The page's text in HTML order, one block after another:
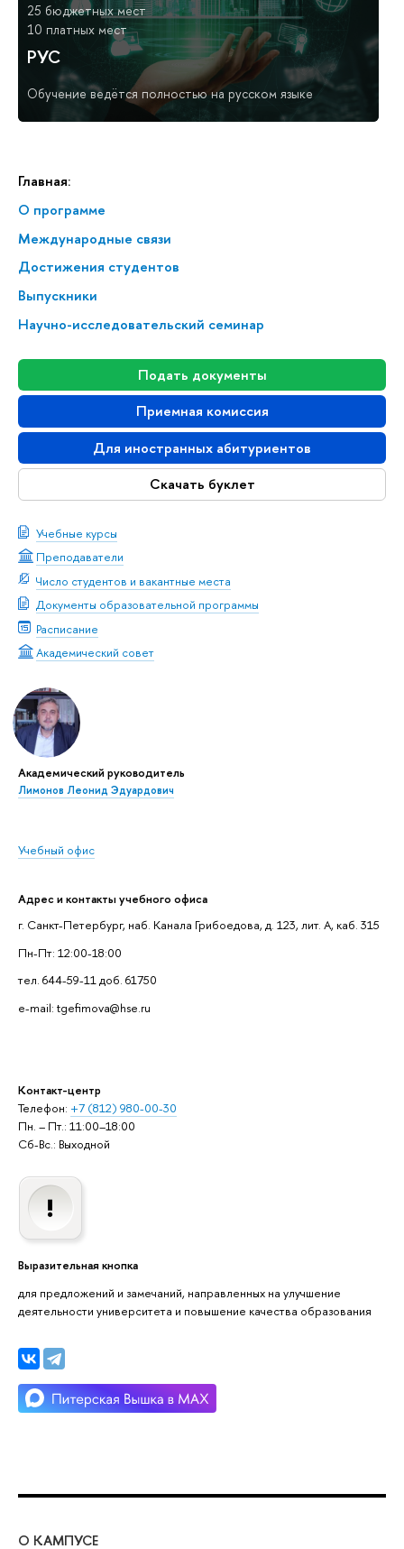
Главная:
О программе
Меж­ду­на­род­ные связи
Достижения студентов
Выпускники
Научно-исследовательский семинар
Подать документы
Приемная комиссия
Для иностранных абитуриентов
Скачать буклет
Учебные курсы
Преподаватели
Число студентов и вакантные места
Документы образовательной программы
Расписание
Академический совет
Академический руководитель
Лимонов Леонид Эдуардович
Учебный офис
Адрес и контакты учебного офиса
г. Санкт-Петербург, наб. Канала Грибоедова, д. 123, лит. А, каб. 315
Пн-Пт: 12:00-18:00
тел. 644-59-11 доб. 61750
e-mail: tgefimova@hse.ru
Контакт-центр
Телефон: +7 (812) 980-00-30
Пн. – Пт.: 11:00–18:00
Сб-Вс.: Выходной
Выразительная кнопка
для предложений и замечаний, направленных на улучшение
деятельности университета и повышение качества образования
25 бюджетных мест
10 платных мест
РУС
Обучение ведётся полностью на русском языке
О КАМПУСЕ